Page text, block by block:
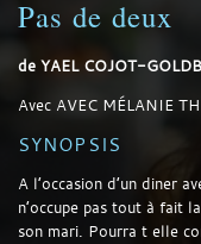
utilisant
WordPress
Pas de deux
de YAEL COJOT-
Avec AVEC MÉLANIE
SYNOPSIS
A l’occasion d’un diner
n’occupe pas tout à fait
son mari. Pourra t elle